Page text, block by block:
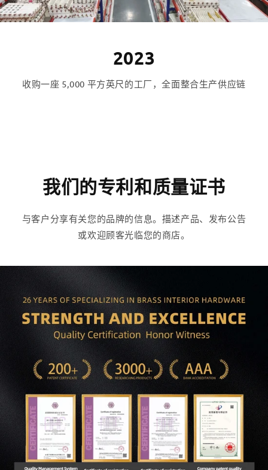
2023
收购一座 5,000 平方英尺的工厂，全面整合生产供应链
我们的专利和质量证书
与客户分享有关您的品牌的信息。描述产品、发布公告
或欢迎顾客光临您的商店。